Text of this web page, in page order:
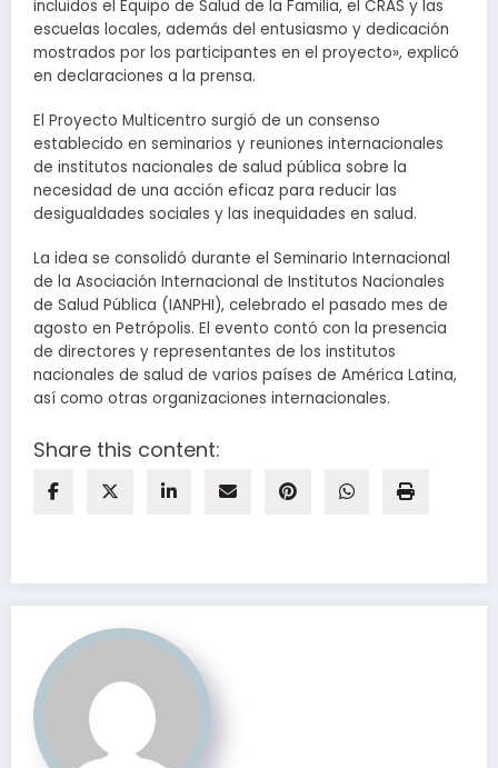
incluidos el Equipo de Salud de la Familia, el CRAS y las
escuelas locales, además del entusiasmo y dedicación
mostrados por los participantes en el proyecto», explicó
en declaraciones a la prensa.
El Proyecto Multicentro surgió de un consenso
establecido en seminarios y reuniones internacionales
de institutos nacionales de salud pública sobre la
necesidad de una acción eficaz para reducir las
desigualdades sociales y las inequidades en salud.
La idea se consolidó durante el Seminario Internacional
de la Asociación Internacional de Institutos Nacionales
de Salud Pública (IANPHI), celebrado el pasado mes de
agosto en Petrópolis. El evento contó con la presencia
de directores y representantes de los institutos
nacionales de salud de varios países de América Latina,
así como otras organizaciones internacionales.
Share this content: